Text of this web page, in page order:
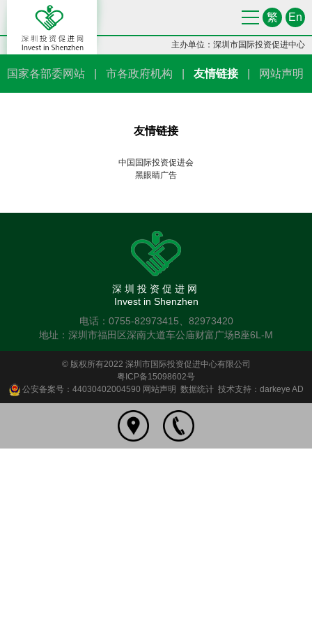
繁 En
主办单位：深圳市国际投资促进中心
国家各部委网站 市各政府机构 友情链接 网站声明
友情链接
中国国际投资促进会
黑眼睛广告
深圳投资促进网
Invest in Shenzhen
电话：0755-82973415、82973420
地址：深圳市福田区深南大道车公庙财富广场B座6L-M
© 版权所有2022 深圳市国际投资促进中心有限公司
粤ICP备15098602号
公安备案号：44030402004590 网站声明 数据统计 技术支持：darkeye AD